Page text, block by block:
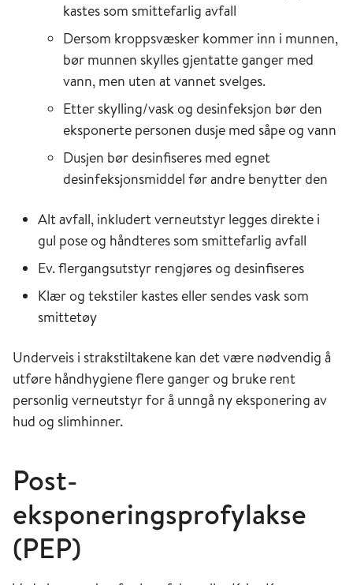
kastes som smittefarlig avfall
Dersom kroppsvæsker kommer inn i munnen,
bør munnen skylles gjentatte ganger med
vann, men uten at vannet svelges.
Etter skylling/vask og desinfeksjon bør den
eksponerte personen dusje med såpe og vann
Dusjen bør desinfiseres med egnet
desinfeksjonsmiddel før andre benytter den
Alt avfall, inkludert verneutstyr legges direkte i
gul pose og håndteres som smittefarlig avfall
Ev. flergangsutstyr rengjøres og desinfiseres
Klær og tekstiler kastes eller sendes vask som
smittetøy
Underveis i strakstiltakene kan det være nødvendig å
utføre håndhygiene flere ganger og bruke rent
personlig verneutstyr for å unngå ny eksponering av
hud og slimhinner.
Post-
eksponeringsprofylakse
(PEP)